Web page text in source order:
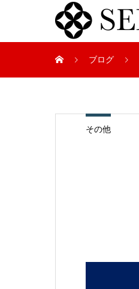
ブログ
その他